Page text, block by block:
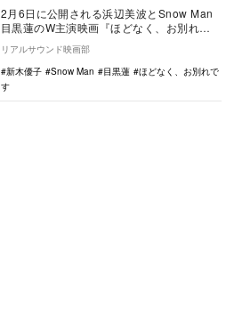
2月6日に公開される浜辺美波とSnow Man
目黒蓮のW主演映画『ほどなく、お別れで
す』に新木優子が出演していることが明ら
かに…
リアルサウンド映画部
新木優子
Snow Man 目黒蓮
ほどなく、お別れで
す